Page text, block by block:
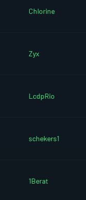
Chlorine
Zyx
LcdpRio
schekers1
1Berat